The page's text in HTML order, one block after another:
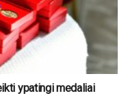
ypatingi medaliai